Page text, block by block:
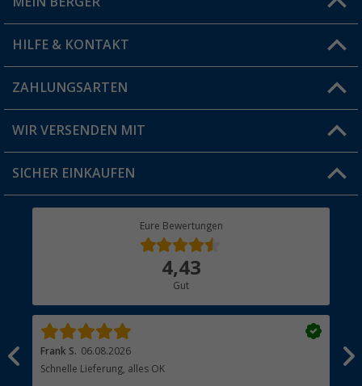
Filiale finden
Vorteilskarte
Blog
Jobs & Karriere
HILFE & KONTAKT
FAQ & Kontakt
Versandinformationen
Rücksendung
ZAHLUNGSARTEN
WIR VERSENDEN MIT
SICHER EINKAUFEN
Eure Bewertungen
4,43
Gut
Frank S. 06.08.2026
Schnelle Lieferung, alles OK